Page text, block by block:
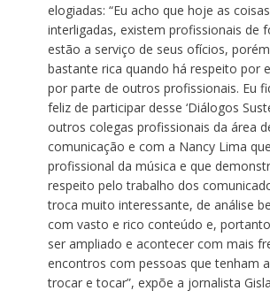
elogiadas: “Eu acho que hoje as
interligadas, existem profissionais de
estão a serviço de seus ofícios,
bastante rica quando há respeito por
por parte de outros profissionais. Eu
feliz de participar desse ‘Diálogos
outros colegas profissionais da área
comunicação e com a Nancy Lima
profissional da música e que
respeito pelo trabalho dos
troca muito interessante, de análise
com vasto e rico conteúdo e,
ser ampliado e acontecer com mais
encontros com pessoas que tenham
trocar e tocar”, expõe a jornalista